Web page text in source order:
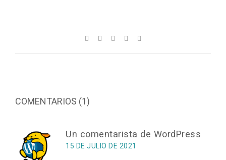
COMENTARIOS (1)
Un comentarista de WordPress
15 DE JULIO DE 2021